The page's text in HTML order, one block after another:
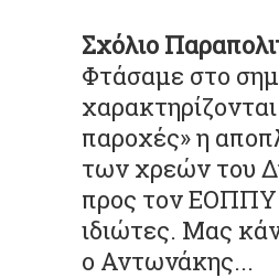
Σχόλιο
Φτάσαμε στο
παροχές» η
των χρεών του
προς τον ΕΟΠΠΥ
ιδιώτες. Μας
ο Αντωνάκης...